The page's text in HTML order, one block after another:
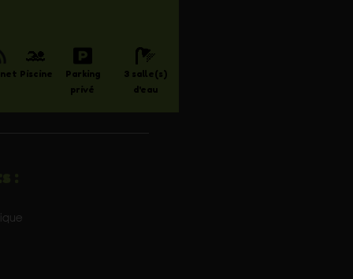
Piscine
Parking
privé
3 salle(s)
d'eau